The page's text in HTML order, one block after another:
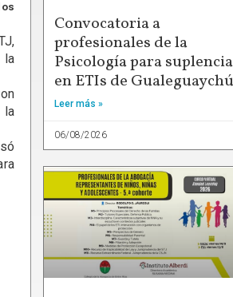
la
la
Convocatoria a
profesionales de la
Psicología para suplencia
en ETIs de Gualeguaychú
Leer más »
06/08/2026